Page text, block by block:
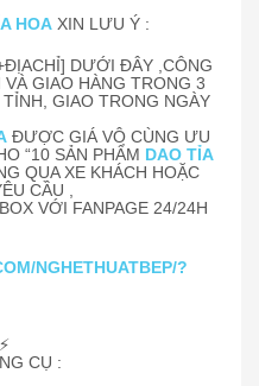
HOA XIN LƯU Ý :
DƯỚI ĐÂY ,CÔNG
GIAO HÀNG TRONG 3
GIAO TRONG NGÀY
ĐƯỢC GIÁ VÔ CÙNG ƯU
“10 SẢN PHẨM DAO TỈA
QUA XE KHÁCH HOẶC
CẦU ,
VỚI FANPAGE 24/24H
NGHETHUATBEP/?
⚡
CỤ :